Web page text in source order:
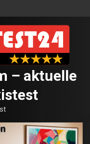
– aktuelle